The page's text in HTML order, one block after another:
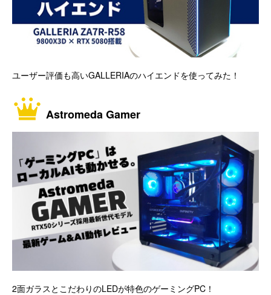
ユーザー評価も高いGALLERIAのハイエンドを使ってみた！
Astromeda Gamer
2面ガラスとこだわりのLEDが特色のゲーミングPC！